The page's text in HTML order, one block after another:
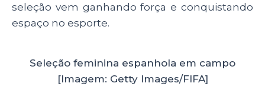
seleção vem ganhando força e conquistando
espaço no esporte.
Seleção feminina espanhola em campo
[Imagem: Getty Images/FIFA]